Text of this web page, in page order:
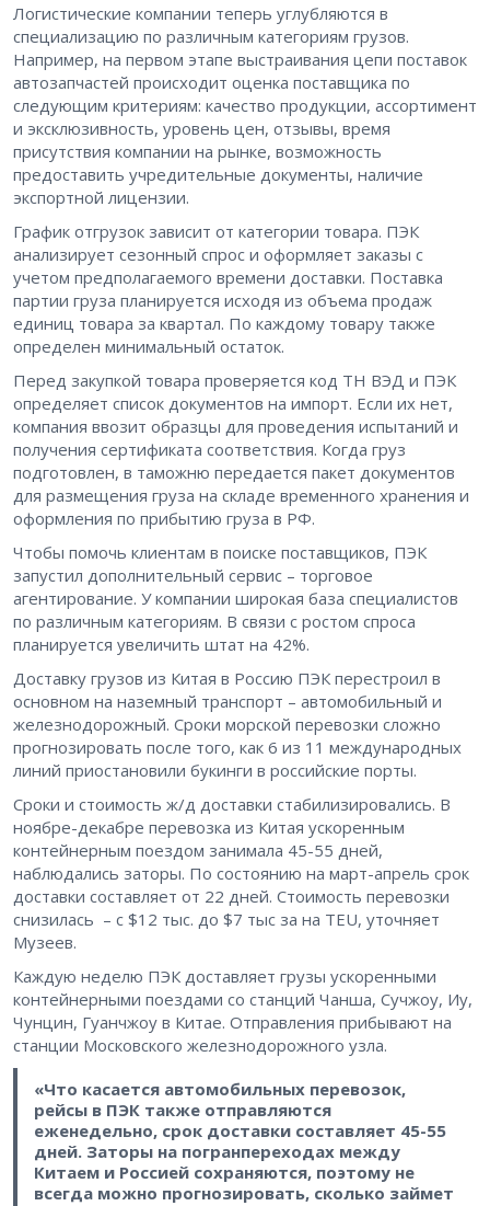
Логистические компании теперь углубляются в
специализацию по различным категориям грузов.
Например, на первом этапе выстраивания цепи поставок
автозапчастей происходит оценка поставщика по
следующим критериям: качество продукции, ассортимент
и эксклюзивность, уровень цен, отзывы, время
присутствия компании на рынке, возможность
предоставить учредительные документы, наличие
экспортной лицензии.
График отгрузок зависит от категории товара. ПЭК
анализирует сезонный спрос и оформляет заказы с
учетом предполагаемого времени доставки. Поставка
партии груза планируется исходя из объема продаж
единиц товара за квартал. По каждому товару также
определен минимальный остаток.
Перед закупкой товара проверяется код ТН ВЭД и ПЭК
определяет список документов на импорт. Если их нет,
компания ввозит образцы для проведения испытаний и
получения сертификата соответствия. Когда груз
подготовлен, в таможню передается пакет документов
для размещения груза на складе временного хранения и
оформления по прибытию груза в РФ.
Чтобы помочь клиентам в поиске поставщиков, ПЭК
запустил дополнительный сервис – торговое
агентирование. У компании широкая база специалистов
по различным категориям. В связи с ростом спроса
планируется увеличить штат на 42%.
Доставку грузов из Китая в Россию ПЭК перестроил в
основном на наземный транспорт – автомобильный и
железнодорожный. Сроки морской перевозки сложно
прогнозировать после того, как 6 из 11 международных
линий приостановили букинги в российские порты.
Сроки и стоимость ж/д доставки стабилизировались. В
ноябре-декабре перевозка из Китая ускоренным
контейнерным поездом занимала 45-55 дней,
наблюдались заторы. По состоянию на март-апрель срок
доставки составляет от 22 дней. Стоимость перевозки
снизилась – с $12 тыс. до $7 тыс за на TEU, уточняет
Музеев.
Каждую неделю ПЭК доставляет грузы ускоренными
контейнерными поездами со станций Чанша, Сучжоу, Иу,
Чунцин, Гуанчжоу в Китае. Отправления прибывают на
станции Московского железнодорожного узла.
«Что касается автомобильных перевозок,
рейсы в ПЭК также отправляются
еженедельно, срок доставки составляет 45-55
дней. Заторы на погранпереходах между
Китаем и Россией сохраняются, поэтому не
всегда можно прогнозировать, сколько займет